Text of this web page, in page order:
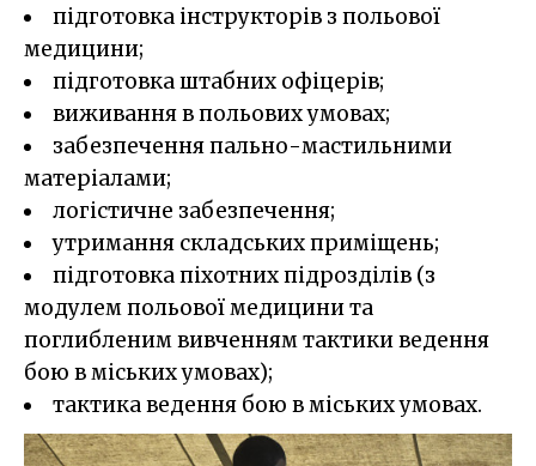
підготовка інструкторів з польової
медицини;
підготовка штабних офіцерів;
виживання в польових умовах;
забезпечення пально-мастильними
матеріалами;
логістичне забезпечення;
утримання складських приміщень;
підготовка піхотних підрозділів (з
модулем польової медицини та
поглибленим вивченням тактики ведення
бою в міських умовах);
тактика ведення бою в міських умовах.